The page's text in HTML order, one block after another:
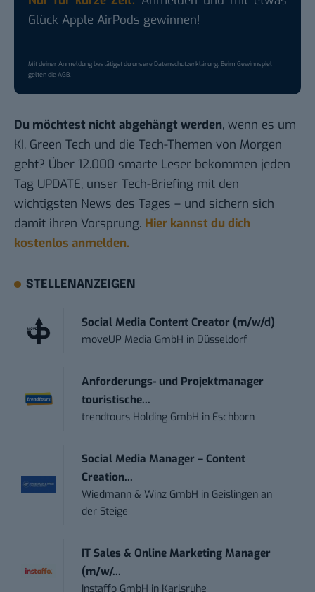
Glück Apple AirPods gewinnen!
Mit deiner Anmeldung bestätigst du unsereDatenschutzerklärung. Beim Gewinnspiel
gelten dieAGB.
Du möchtest nicht abgehängt werden, wenn es um
KI, Green Tech und die Tech-Themen von Morgen
geht? Über 12.000 smarte Leser bekommen jeden
Tag UPDATE, unser Tech-Briefing mit den
wichtigsten News des Tages – und sichern sich
damit ihren Vorsprung. Hier kannst du dich
kostenlos anmelden.
STELLENANZEIGEN
Social Media Content Creator (m/w/d)
moveUP Media GmbH in Düsseldorf
Anforderungs- und Projektmanager
touristische...
trendtours Holding GmbH in Eschborn
Social Media Manager – Content
Creation...
Wiedmann & Winz GmbH in Geislingen an
der Steige
IT Sales & Online Marketing Manager
(m/w/...
Instaffo GmbH in Karlsruhe